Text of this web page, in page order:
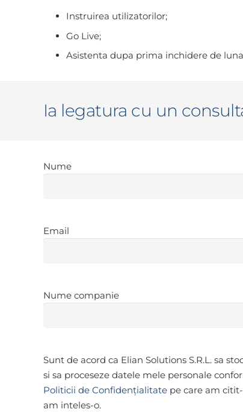
Instruirea utilizatorilor;
Go Live;
Asistenta dupa prima inchidere de
Ia legatura cu un
Nume
Nume
Email
Email
Nume
Nume companie
Confidențialitate
Sunt de acord ca Elian Solutions S.R.L. sa
si sa proceseze datele mele personale
Politicii de Confidențialitate pe care am
am inteles-o.